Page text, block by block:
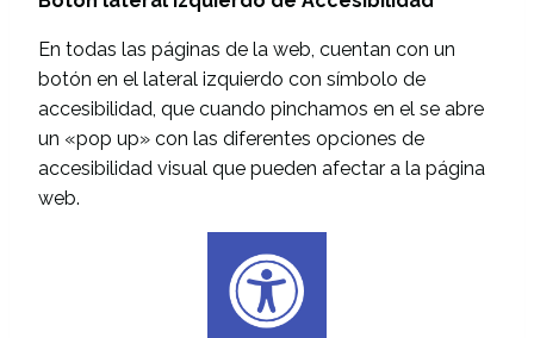
En todas las páginas de la web, cuentan con un
botón en el lateral izquierdo con símbolo de
accesibilidad, que cuando pinchamos en el se abre
un «pop up» con las diferentes opciones de
accesibilidad visual que pueden afectar a la página
web.